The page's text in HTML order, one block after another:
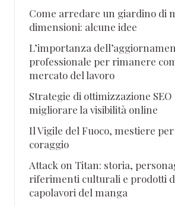
Come arredare un giardino di
dimensioni: alcune idee
L’importanza
professionale per rimanere
mercato del lavoro
Strategie di ottimizzazione
migliorare la visibilità online
Il Vigile del Fuoco, mestiere per
coraggio
Attack on Titan: storia,
riferimenti culturali e prodotti
capolavori del manga